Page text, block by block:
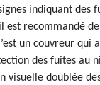
indiquant des
est recommandé
un couvreur qui
des fuites au
visuelle doublée